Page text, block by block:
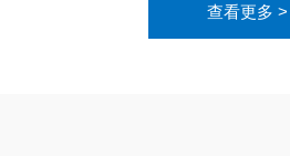
查看更多 >